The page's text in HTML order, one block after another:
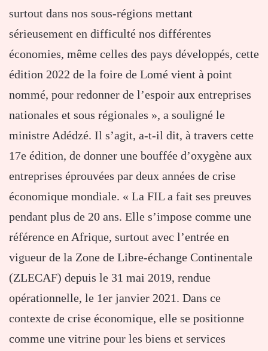
surtout dans nos sous-régions mettant
sérieusement en difficulté nos différentes
économies, même celles des pays développés, cette
édition 2022 de la foire de Lomé vient à point
nommé, pour redonner de l’espoir aux entreprises
nationales et sous régionales », a souligné le
ministre Adédzé. Il s’agit, a-t-il dit, à travers cette
17e édition, de donner une bouffée d’oxygène aux
entreprises éprouvées par deux années de crise
économique mondiale. « La FIL a fait ses preuves
pendant plus de 20 ans. Elle s’impose comme une
référence en Afrique, surtout avec l’entrée en
vigueur de la Zone de Libre-échange Continentale
(ZLECAF) depuis le 31 mai 2019, rendue
opérationnelle, le 1er janvier 2021. Dans ce
contexte de crise économique, elle se positionne
comme une vitrine pour les biens et services